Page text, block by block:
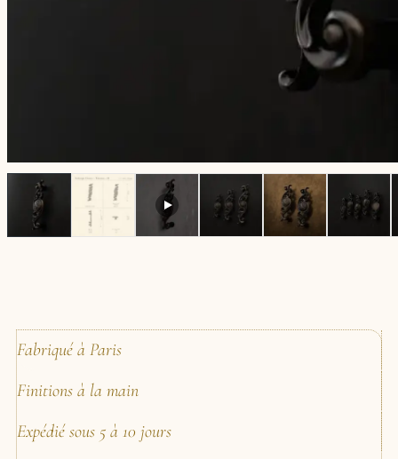
Fabriqué à Paris
Finitions à la main
Expédié sous 5 à 10 jours